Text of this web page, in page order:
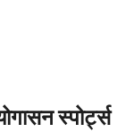
स्पोर्ट्स